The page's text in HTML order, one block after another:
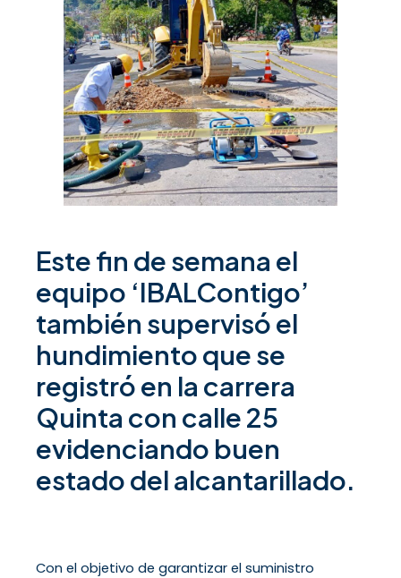
Este fin de semana el
equipo ‘IBALContigo’
también supervisó el
hundimiento que se
registró en la carrera
Quinta con calle 25
evidenciando buen
estado del alcantarillado.
Con el objetivo de garantizar el suministro